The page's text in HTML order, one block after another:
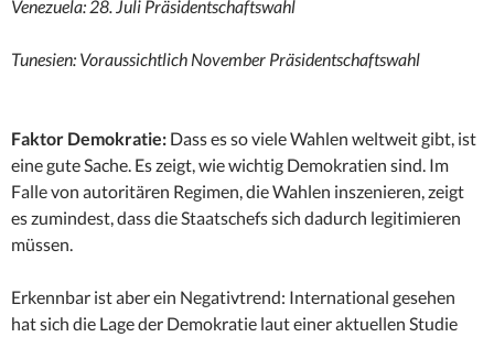
Venezuela: 28. Juli Präsidentschaftswahl
Tunesien: Voraussichtlich November Präsidentschaftswahl
Faktor Demokratie: Dass es so viele Wahlen weltweit gibt, ist
eine gute Sache. Es zeigt, wie wichtig Demokratien sind. Im
Falle von autoritären Regimen, die Wahlen inszenieren, zeigt
es zumindest, dass die Staatschefs sich dadurch legitimieren
müssen.
Erkennbar ist aber ein Negativtrend: International gesehen
hat sich die Lage der Demokratie laut einer aktuellen Studie